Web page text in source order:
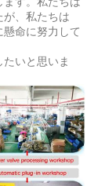
が、私たちは
命に努力して
いと思いま